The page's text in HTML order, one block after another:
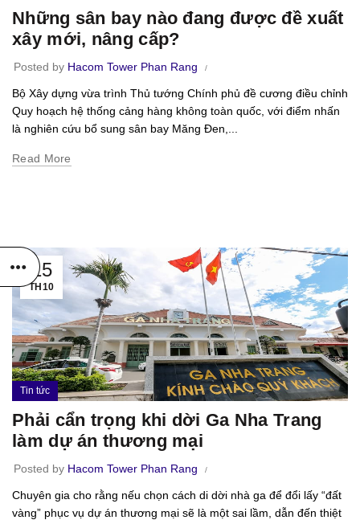
Những sân bay nào đang được đề xuất
xây mới, nâng cấp?
Posted by Hacom Tower Phan Rang
Bộ Xây dựng vừa trình Thủ tướng Chính phủ đề cương điều chỉnh
Quy hoạch hệ thống cảng hàng không toàn quốc, với điểm nhấn
là nghiên cứu bổ sung sân bay Măng Đen,...
Read More
15
TH10
Tin tức
Phải cẩn trọng khi dời Ga Nha Trang
làm dự án thương mại
Posted by Hacom Tower Phan Rang
Chuyên gia cho rằng nếu chọn cách di dời nhà ga để đổi lấy “đất
vàng” phục vụ dự án thương mại sẽ là một sai lầm, dẫn đến thiệt